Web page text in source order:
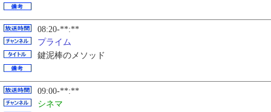
08:20-**:**
プライム
鍵泥棒のメソッド
09:00-**:**
シネマ